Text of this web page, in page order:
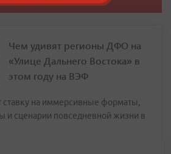
Чем удивят регионы ДФО на
«Улице Дальнего Востока» в
этом году на ВЭФ
ставку на иммерсивные форматы,
и сценарии повседневной жизни в